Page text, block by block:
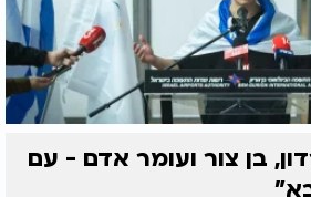
בן צור ועומר אדם - עם